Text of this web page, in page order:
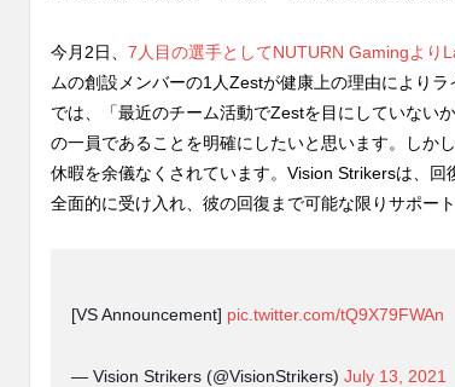
今月2日、 7人目の選手としてNUTURN Gamingより
ムの創設メンバーの1人Zestが健康上の理由により
では、「最近のチーム活動でZestを目にしていない
の一員であることを明確にしたいと思います。しか
休暇を余儀なくされています。Vision Strikersは、
全面的に受け入れ、彼の回復まで可能な限りサポー
[VS Announcement] pic.twitter.com/tQ9X79FWAn
— Vision Strikers (@VisionStrikers) July 13, 2021